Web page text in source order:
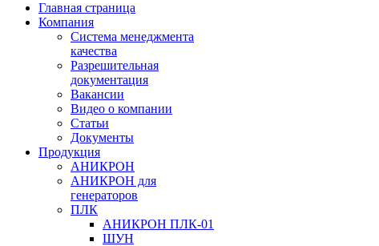
Главная страница
Компания
Система менеджмента
качества
Разрешительная
документация
Вакансии
Видео о компании
Статьи
Документы
Продукция
АНИКРОН
АНИКРОН для
генераторов
ПЛК
АНИКРОН ПЛК-01
ШУН